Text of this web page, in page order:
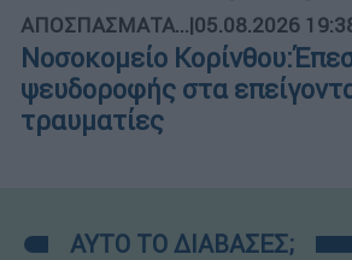
ΑΠΟΣΠΑΣΜΑΤΑ...|05.08.2026
Νοσοκομείο
ψευδοροφής στα
τραυματίες
ΑΥΤΟ ΤΟ ΔΙΑΒΑΣΕΣ;